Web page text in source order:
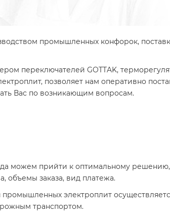
промышленных конфорок,
переключателей GOTTAK,
позволяет нам оперативно
Вас по возникающим вопросам.
можем прийти к оптимальному
объемы заказа, вид платежа.
электроплит
транспортом.